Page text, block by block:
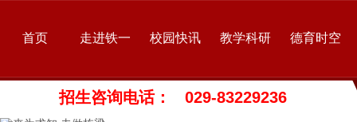
首页 走进铁一 校园快讯 教学科研 德育时空
招生咨询电话： 029-83229236